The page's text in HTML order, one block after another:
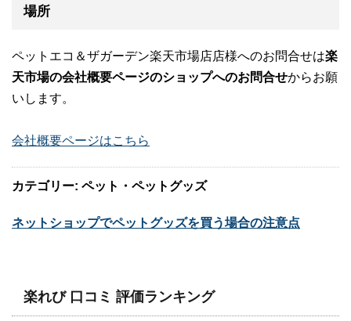
場所
ペットエコ＆ザガーデン楽天市場店店様へのお問合せは楽
天市場の会社概要ページのショップへのお問合せからお願
いします。
会社概要ページはこちら
カテゴリー: ペット・ペットグッズ
ネットショップでペットグッズを買う場合の注意点
楽れび 口コミ 評価ランキング